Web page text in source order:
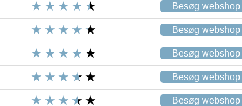
Besøg webshop
Besøg webshop
Besøg webshop
Besøg webshop
Besøg webshop